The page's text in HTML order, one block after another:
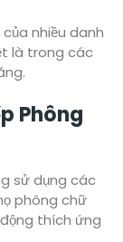
nhiều danh
là trong các
Phông
sử dụng các
phông chữ
thích ứng